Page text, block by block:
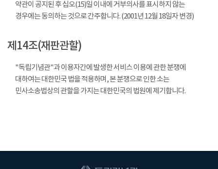
약관이 공지된 후 십오(15)일 이내에 거부의사를 표시하지 않는
경우에는 동의하는 것으로 간주합니다. (2001년 12월 18일자 변경)
제14조(재판관할)
"독립기념관"과 이용자간에 발생한 서비스 이용에 관한 분쟁에
대하여는 대한민국 법을 적용하며, 본 분쟁으로 인한 소는
민사소송법상의 관할을 가지는 대한민국의 법원에 제기합니다.